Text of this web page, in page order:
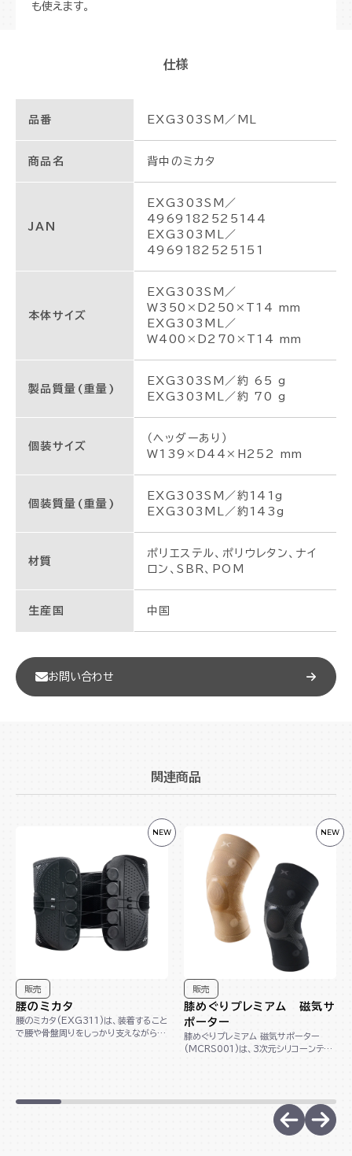
も使えます。
仕様
品番 EXG303SM／ML
商品名 背中のミカタ
JAN
EXG303SM／
4969182525144
EXG303ML／
4969182525151
本体サイズ
EXG303SM／
W350×D250×T14 mm
EXG303ML／
W400×D270×T14 mm
製品質量(重量)
EXG303SM／約 65 g
EXG303ML／約 70 g
個装サイズ
（ヘッダーあり）
W139×D44×H252 mm
個装質量(重量)
EXG303SM／約141g
EXG303ML／約143g
材質
ポリエステル、ポリウレタン、ナイ
ロン、SBR、POM
生産国 中国
お問い合わせ
関連商品
販売
腰のミカタ
腰のミカタ(EXG311)は、装着すること
で腰や骨盤周りをしっかり支えながら自
NEW
販売
膝めぐりプレミアム 磁気サ
ポーター
膝めぐりプレミアム 磁気サポーター
(MCRS001)は、3次元シリコーンテー
NEW